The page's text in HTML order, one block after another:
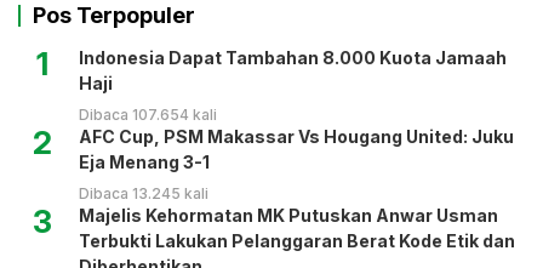
Pos Terpopuler
1
Indonesia Dapat Tambahan 8.000 Kuota Jamaah
Haji
Dibaca 107.654 kali
2
AFC Cup, PSM Makassar Vs Hougang United: Juku
Eja Menang 3-1
Dibaca 13.245 kali
3
Majelis Kehormatan MK Putuskan Anwar Usman
Terbukti Lakukan Pelanggaran Berat Kode Etik dan